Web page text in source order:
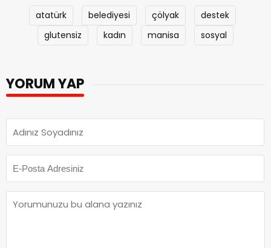
atatürk belediyesi çölyak
destek
glutensiz
kadın manisa sosyal
YORUM YAP